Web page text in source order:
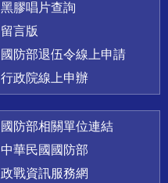
黑膠唱片查詢
留言版
國防部退伍令線上申請
行政院線上申辦
國防部相關單位連結
中華民國國防部
政戰資訊服務網